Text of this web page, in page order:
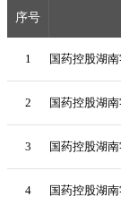
序号
1 国药控股湖
2 国药控股湖
3 国药控股湖
4 国药控股湖